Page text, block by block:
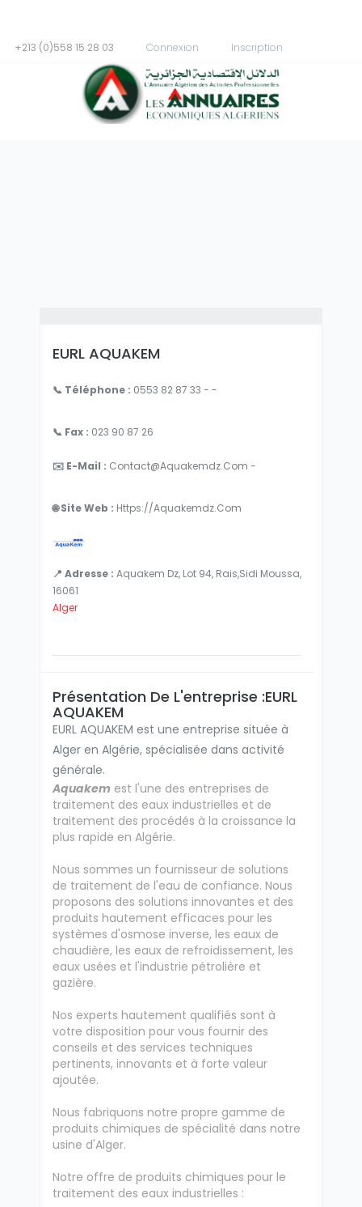
+213 (0)558 15 28 03 Connexion Inscription
EURL AQUAKEM
📞 Téléphone : 0553 82 87 33 - -
📞 Fax : 023 90 87 26
✉️ E-Mail : Contact@aquakemdz.com -
🌐 Site Web : Https://aquakemdz.com
📍 Adresse : Aquakem Dz, Lot 94, Rais,Sidi Moussa,
16061
Alger
Présentation De L'entreprise :EURL
AQUAKEM
EURL AQUAKEM est une entreprise située à
Alger en Algérie, spécialisée dans activité
générale.
Aquakem est l'une des entreprises de
traitement des eaux industrielles et de
traitement des procédés à la croissance la
plus rapide en Algérie.
Nous sommes un fournisseur de solutions
de traitement de l'eau de confiance. Nous
proposons des solutions innovantes et des
produits hautement efficaces pour les
systèmes d'osmose inverse, les eaux de
chaudière, les eaux de refroidissement, les
eaux usées et l'industrie pétrolière et
gazière.
Nos experts hautement qualifiés sont à
votre disposition pour vous fournir des
conseils et des services techniques
pertinents, innovants et à forte valeur
ajoutée.
Nous fabriquons notre propre gamme de
produits chimiques de spécialité dans notre
usine d'Alger.
Notre offre de produits chimiques pour le
traitement des eaux industrielles :